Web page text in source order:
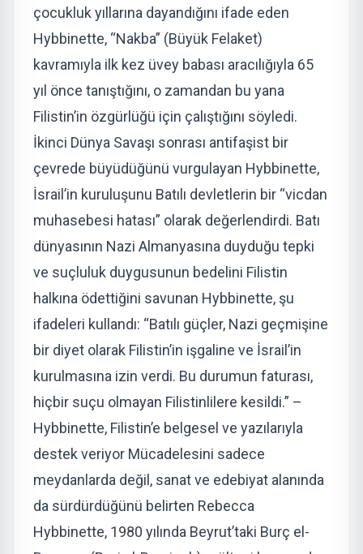
çocukluk yıllarına dayandığını ifade eden
Hybbinette, “Nakba” (Büyük Felaket)
kavramıyla ilk kez üvey babası aracılığıyla 65
yıl önce tanıştığını, o zamandan bu yana
Filistin’in özgürlüğü için çalıştığını söyledi.
İkinci Dünya Savaşı sonrası antifaşist bir
çevrede büyüdüğünü vurgulayan Hybbinette,
İsrail’in kuruluşunu Batılı devletlerin bir “vicdan
muhasebesi hatası” olarak değerlendirdi. Batı
dünyasının Nazi Almanyasına duyduğu tepki
ve suçluluk duygusunun bedelini Filistin
halkına ödettiğini savunan Hybbinette, şu
ifadeleri kullandı: “Batılı güçler, Nazi geçmişine
bir diyet olarak Filistin’in işgaline ve İsrail’in
kurulmasına izin verdi. Bu durumun faturası,
hiçbir suçu olmayan Filistinlilere kesildi.” –
Hybbinette, Filistin’e belgesel ve yazılarıyla
destek veriyor Mücadelesini sadece
meydanlarda değil, sanat ve edebiyat alanında
da sürdürdüğünü belirten Rebecca
Hybbinette, 1980 yılında Beyrut’taki Burç el-